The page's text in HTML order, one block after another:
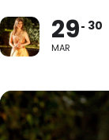
29
MAR
30